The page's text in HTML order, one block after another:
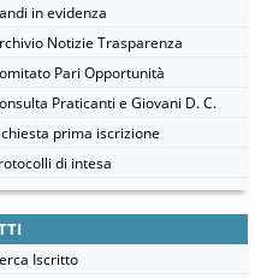
in evidenza
Notizie Trasparenza
Pari Opportunità
Praticanti e Giovani D. C.
prima iscrizione
di intesa
Iscritto